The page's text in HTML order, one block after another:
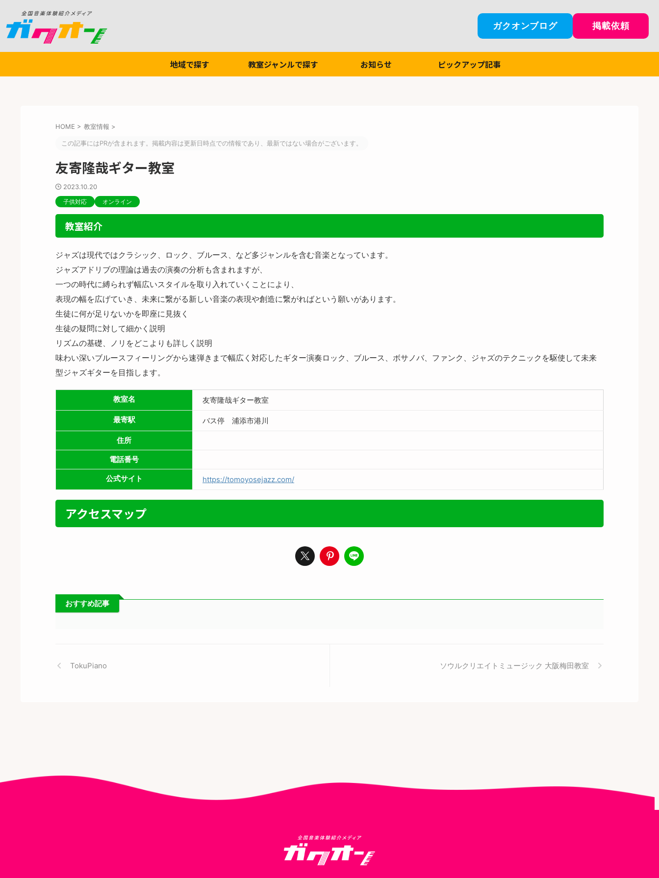
ガクオンブログ 掲載依頼
地域で探す 教室ジャンルで探す お知らせ ピックアップ記事
HOME > 教室情報 >
この記事にはPRが含まれます。掲載内容は更新日時点での情報であり、最新ではない場合がございます。
友寄隆哉ギター教室
2023.10.20
子供対応 オンライン
教室紹介
ジャズは現代ではクラシック、ロック、ブルース、など多ジャンルを含む音楽となっています。
ジャズアドリブの理論は過去の演奏の分析も含まれますが、
一つの時代に縛られず幅広いスタイルを取り入れていくことにより、
表現の幅を広げていき、未来に繋がる新しい音楽の表現や創造に繋がればという願いがあります。
生徒に何が足りないかを即座に見抜く
生徒の疑問に対して細かく説明
リズムの基礎、ノリをどこよりも詳しく説明
味わい深いブルースフィーリングから速弾きまで幅広く対応したギター演奏ロック、ブルース、ボサノバ、ファンク、ジャズのテクニックを駆使して未来
型ジャズギターを目指します。
教室名 友寄隆哉ギター教室
最寄駅 バス停 浦添市港川
住所
電話番号
公式サイト https://tomoyosejazz.com/
アクセスマップ
おすすめ記事
TokuPiano ソウルクリエイトミュージック 大阪梅田教室